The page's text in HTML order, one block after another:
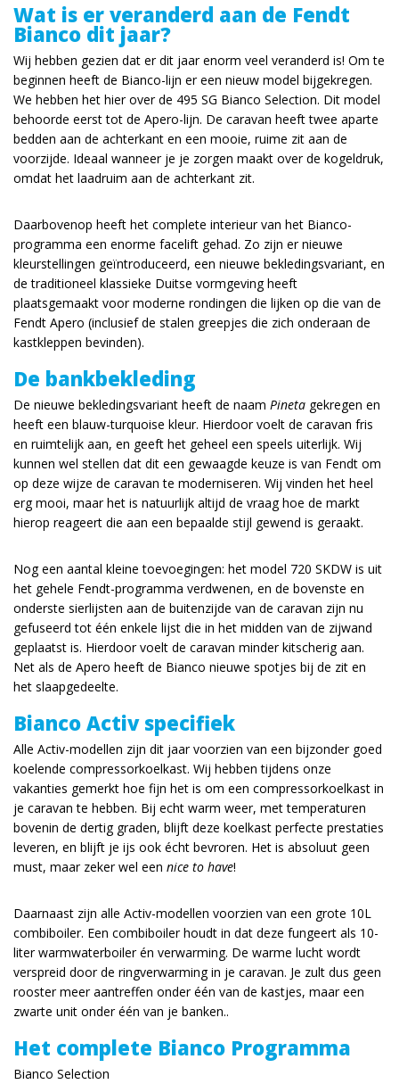
Wat is er veranderd aan de Fendt
Bianco dit jaar?
Wij hebben gezien dat er dit jaar enorm veel veranderd is! Om te
beginnen heeft de Bianco-lijn er een nieuw model bijgekregen.
We hebben het hier over de 495 SG Bianco Selection. Dit model
behoorde eerst tot de Apero-lijn. De caravan heeft twee aparte
bedden aan de achterkant en een mooie, ruime zit aan de
voorzijde. Ideaal wanneer je je zorgen maakt over de kogeldruk,
omdat het laadruim aan de achterkant zit.
Daarbovenop heeft het complete interieur van het Bianco-
programma een enorme facelift gehad. Zo zijn er nieuwe
kleurstellingen geïntroduceerd, een nieuwe bekledingsvariant, en
de traditioneel klassieke Duitse vormgeving heeft
plaatsgemaakt voor moderne rondingen die lijken op die van de
Fendt Apero (inclusief de stalen greepjes die zich onderaan de
kastkleppen bevinden).
De bankbekleding
De nieuwe bekledingsvariant heeft de naam Pineta gekregen en
heeft een blauw-turquoise kleur. Hierdoor voelt de caravan fris
en ruimtelijk aan, en geeft het geheel een speels uiterlijk. Wij
kunnen wel stellen dat dit een gewaagde keuze is van Fendt om
op deze wijze de caravan te moderniseren. Wij vinden het heel
erg mooi, maar het is natuurlijk altijd de vraag hoe de markt
hierop reageert die aan een bepaalde stijl gewend is geraakt.
Nog een aantal kleine toevoegingen: het model 720 SKDW is uit
het gehele Fendt-programma verdwenen, en de bovenste en
onderste sierlijsten aan de buitenzijde van de caravan zijn nu
gefuseerd tot één enkele lijst die in het midden van de zijwand
geplaatst is. Hierdoor voelt de caravan minder kitscherig aan.
Net als de Apero heeft de Bianco nieuwe spotjes bij de zit en
het slaapgedeelte.
Bianco Activ specifiek
Alle Activ-modellen zijn dit jaar voorzien van een bijzonder goed
koelende compressorkoelkast. Wij hebben tijdens onze
vakanties gemerkt hoe fijn het is om een compressorkoelkast in
je caravan te hebben. Bij echt warm weer, met temperaturen
bovenin de dertig graden, blijft deze koelkast perfecte prestaties
leveren, en blijft je ijs ook écht bevroren. Het is absoluut geen
must, maar zeker wel een nice to have!
Daarnaast zijn alle Activ-modellen voorzien van een grote 10L
combiboiler. Een combiboiler houdt in dat deze fungeert als 10-
liter warmwaterboiler én verwarming. De warme lucht wordt
verspreid door de ringverwarming in je caravan. Je zult dus geen
rooster meer aantreffen onder één van de kastjes, maar een
zwarte unit onder één van je banken..
Het complete Bianco Programma
Bianco Selection